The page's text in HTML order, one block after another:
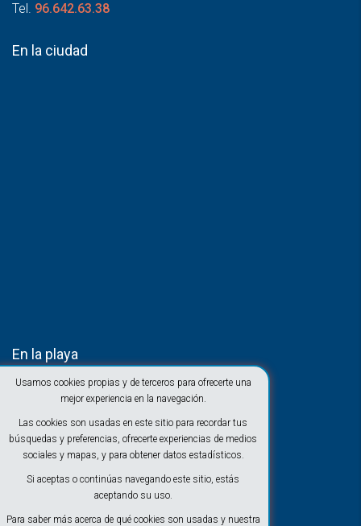
Usamos cookies propias y de terceros para ofrecerte una
mejor experiencia en la navegación.
Las cookies son usadas en este sitio para recordar tus
búsquedas y preferencias, ofrecerte experiencias de medios
sociales y mapas, y para obtener datos estadísticos.
Si aceptas o continúas navegando este sitio, estás
aceptando su uso.
Para saber más acerca de qué cookies son usadas y nuestra
Tel. 96.642.63.38
En la ciudad
En la playa